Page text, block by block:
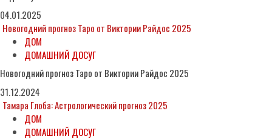
04.01.2025
Новогодний прогноз Таро от Виктории Райдос 2025
ДОМ
ДОМАШНИЙ ДОСУГ
Новогодний прогноз Таро от Виктории Райдос 2025
31.12.2024
Тамара Глоба: Астрологический прогноз 2025
ДОМ
ДОМАШНИЙ ДОСУГ